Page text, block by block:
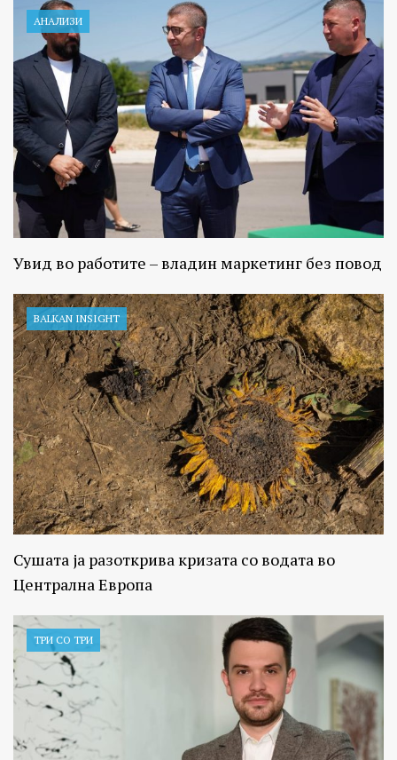
АНАЛИЗИ
Увид во работите – владин маркетинг без повод
BALKAN INSIGHT
Сушата ја разоткрива кризата со водата во
Централна Европа
ТРИ СО ТРИ